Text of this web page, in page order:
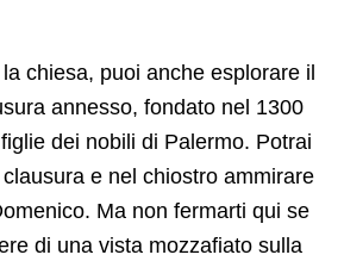
chiesa, puoi anche esplorare il
annesso, fondato nel 1300
dei nobili di Palermo. Potrai
e nel chiostro ammirare
Ma non fermarti qui se
di una vista mozzafiato sulla